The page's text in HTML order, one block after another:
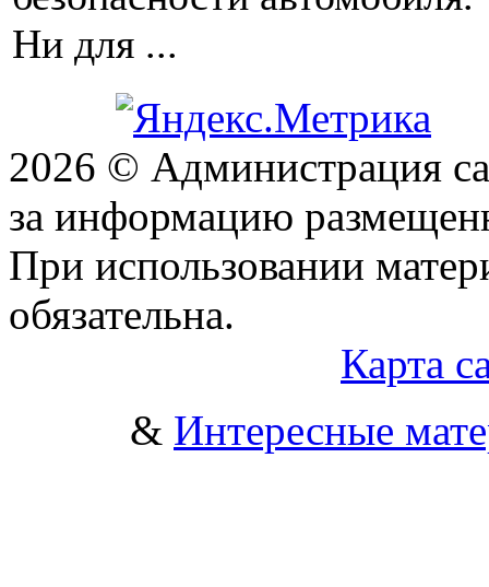
Ни для ...
2026 © Администрация
за информацию
При использовании
обязательна.
Карта
& Интересные